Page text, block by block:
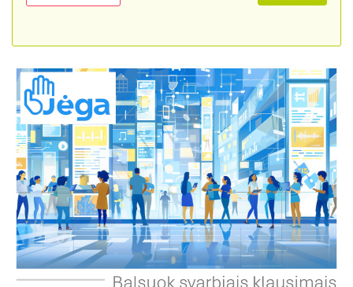
mechanizmus ir imtis veiksmingų priemonių problemai
priimtus sprendimus ir planuojamus veiksmus.